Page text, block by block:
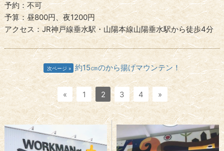
予約：不可
予算：昼800円、夜1200円
アクセス：JR神戸線垂水駅・山陽本線山陽垂水駅から徒歩4分
次ページ 約15㎝のから揚げマウンテン！
« 1 2 3 4 »